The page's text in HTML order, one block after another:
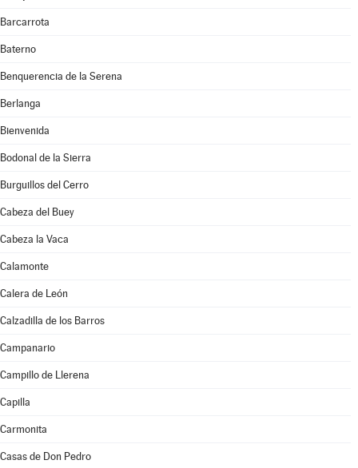
Barcarrota
Baterno
Benquerencia de la Serena
Berlanga
Bienvenida
Bodonal de la Sierra
Burguillos del Cerro
Cabeza del Buey
Cabeza la Vaca
Calamonte
Calera de León
Calzadilla de los Barros
Campanario
Campillo de Llerena
Capilla
Carmonita
Casas de Don Pedro